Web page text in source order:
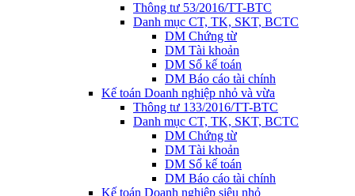
Thông tư 53/2016/TT-BTC
Danh mục CT, TK, SKT, BCTC
DM Chứng từ
DM Tài khoản
DM Sổ kế toán
DM Báo cáo tài chính
Kế toán Doanh nghiệp nhỏ và vừa
Thông tư 133/2016/TT-BTC
Danh mục CT, TK, SKT, BCTC
DM Chứng từ
DM Tài khoản
DM Sổ kế toán
DM Báo cáo tài chính
Kế toán Doanh nghiệp siêu nhỏ